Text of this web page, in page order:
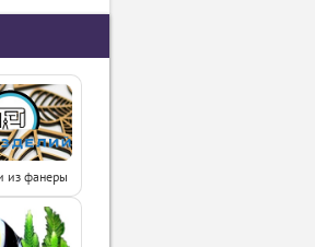
из фанеры